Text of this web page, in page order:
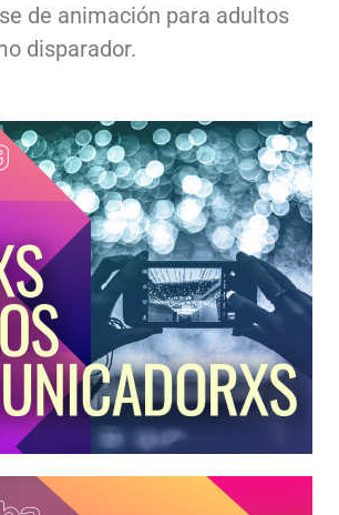
de animación para adultos
disparador.